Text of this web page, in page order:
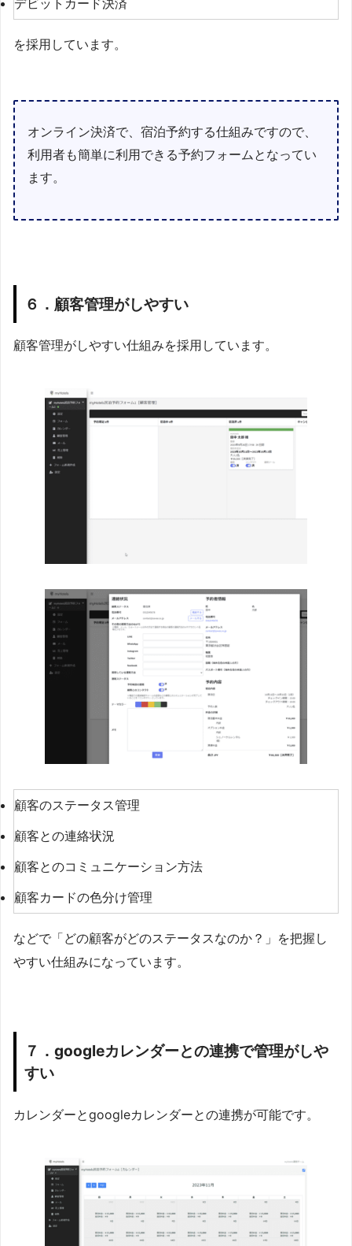
を採用しています。
オンライン決済で、宿泊予約する仕組みですので、
利用者も簡単に利用できる予約フォームとなってい
ます。
６．顧客管理がしやすい
顧客管理がしやすい仕組みを採用しています。
顧客のステータス管理
顧客との連絡状況
顧客とのコミュニケーション方法
顧客カードの色分け管理
などで「どの顧客がどのステータスなのか？」を把握し
やすい仕組みになっています。
７．googleカレンダーとの連携で管理がしや
すい
カレンダーとgoogleカレンダーとの連携が可能です。